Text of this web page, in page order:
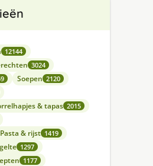
12144
3024
Soepen 2120
& tapas 2015
Pasta & rijst 1419
1297
1177